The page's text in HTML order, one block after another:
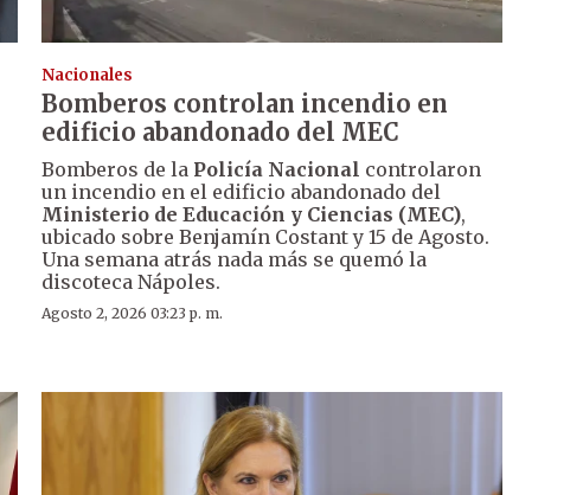
Nacionales
Bomberos controlan incendio en
edificio abandonado del MEC
Bomberos de la Policía Nacional controlaron
un incendio en el edificio abandonado del
Ministerio de Educación y Ciencias (MEC),
ubicado sobre Benjamín Costant y 15 de Agosto.
Una semana atrás nada más se quemó la
discoteca Nápoles.
Agosto 2, 2026 03:23 p. m.